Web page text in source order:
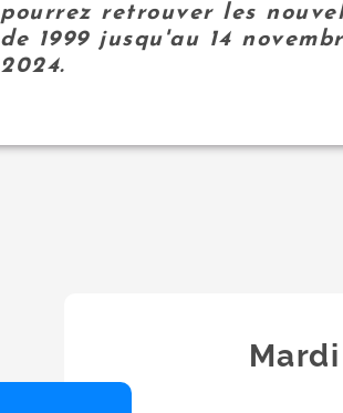
pourrez retrouver les
de 1999 jusqu'au 14
2024.